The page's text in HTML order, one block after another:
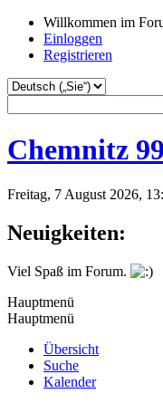
Willkommen im
Einloggen
Registrieren
Chemnitz
Freitag, 7 August 2026,
Neuigkeiten:
Viel Spaß im Forum.
Hauptmenü
Hauptmenü
Übersicht
Suche
Kalender